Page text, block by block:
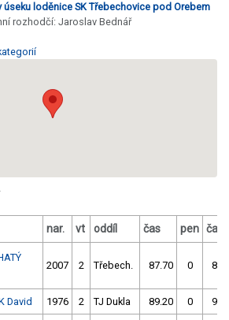
úseku loděnice SK Třebechovice pod Orebem
rozhodčí: Jaroslav Bednář
nar. vt oddíl čas pen čas
2007 2 Třebech. 87.70 0
David 1976 2 TJ Dukla 89.20 0